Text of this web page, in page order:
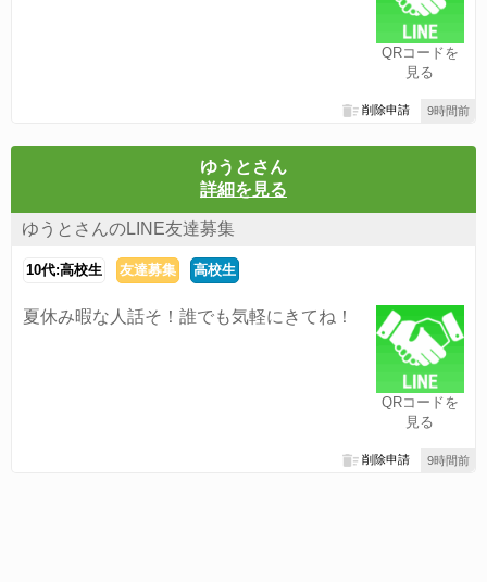
QRコードを
見る
9時間前
削除申請
ゆうとさん
詳細を見る
ゆうとさんのLINE友達募集
10代:高校生 友達募集 高校生
QRコードを
見る
夏休み暇な人話そ！誰でも気軽にきてね！
9時間前
削除申請